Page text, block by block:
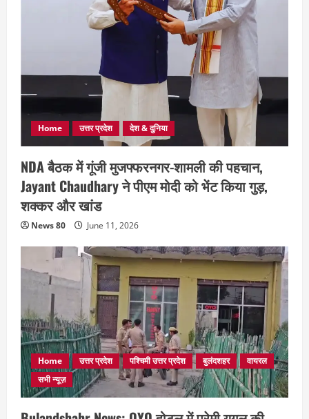
Home उत्तर प्रदेश देश & दुनिया
NDA बैठक में गूंजी मुजफ्फरनगर-शामली की पहचान,
Jayant Chaudhary ने पीएम मोदी को भेंट किया गुड़,
शक्कर और खांड
News 80 June 11, 2026
Home उत्तर प्रदेश पश्चिमी उत्तर प्रदेश बुलंदशहर
वायरल
सभी न्यूज़